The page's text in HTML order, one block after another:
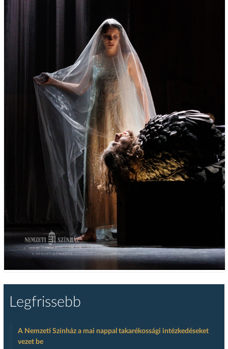
Legfrissebb
A Nemzeti Színház a mai nappal takarékossági intézkedéseket
vezet be